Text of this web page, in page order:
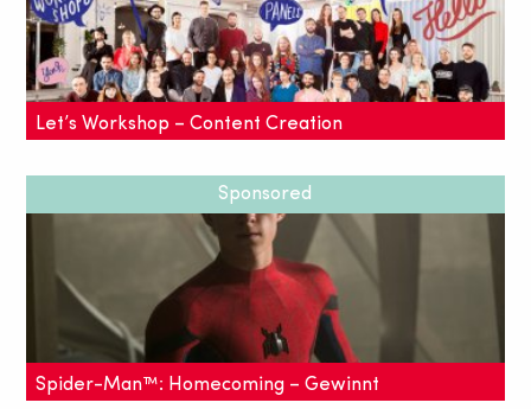
Let’s Workshop – Content Creation
Am 11. September organisieren wir eine Woche
voller Workshops, Lightning Talks und Panel-
Diskussionen - die Content Creation Week in der
Sponsored
Spider-Man™: Homecoming – Gewinnt